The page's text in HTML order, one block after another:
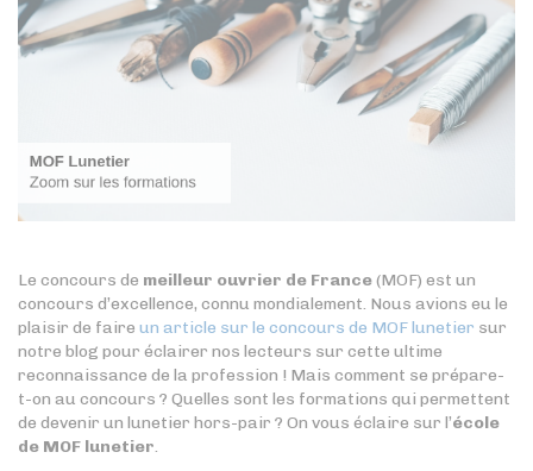
Le concours de meilleur ouvrier de France(MOF) est un
concours d’excellence, connu mondialement. Nous avions eu le
plaisir de faire un article sur le concours de MOF lunetier sur
notre blog pour éclairer nos lecteurs sur cette ultime
reconnaissance de la profession ! Mais comment se prépare-
t-on au concours ? Quelles sont les formations qui permettent
de devenir un lunetier hors-pair ? On vous éclaire sur l’école
de MOF lunetier.